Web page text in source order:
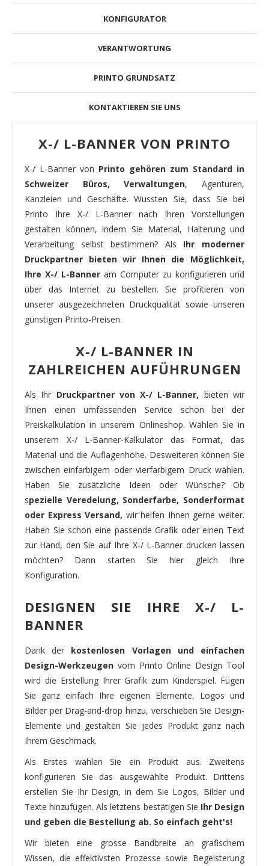
KONFIGURATOR
VERANTWORTUNG
PRINTO GRUNDSATZ
KONTAKTIEREN SIE UNS
X-/ L-BANNER VON PRINTO
X-/ L-Banner von Printo gehören zum Standard in
Schweizer Büros, Verwaltungen, Agenturen,
Kanzleien und Geschäfte. Wussten Sie, dass Sie bei
Printo Ihre X-/ L-Banner nach Ihren Vorstellungen
gestalten können, indem Sie Material, Halterung und
Verarbeitung selbst bestimmen? Als Ihr moderner
Druckpartner bieten wir Ihnen die Möglichkeit,
Ihre X-/ L-Banner am Computer zu konfigurieren und
über das Internet zu bestellen. Sie profitieren von
unserer ausgezeichneten Druckqualität sowie unseren
günstigen Printo-Preisen.
X-/ L-BANNER IN
ZAHLREICHEN AUFÜHRUNGEN
Als Ihr Druckpartner von X-/ L-Banner, bieten wir
Ihnen einen umfassenden Service schon bei der
Preiskalkulation in unserem Onlineshop. Wählen Sie in
unserem X-/ L-Banner-Kalkulator das Format, das
Material und die Auflagenhöhe. Desweiteren können Sie
zwischen einfarbigem oder vierfarbigem Druck wählen.
Haben Sie zusätzliche Ideen oder Wünsche? Ob
spezielle Veredelung, Sonderfarbe, Sonderformat
oder Express Versand, wir helfen Ihnen gerne weiter.
Haben Sie schon eine passende Grafik oder einen Text
zur Hand, den Sie auf Ihre X-/ L-Banner drucken lassen
möchten? Dann starten Sie hier gleich Ihre
Konfiguration.
DESIGNEN SIE IHRE X-/ L-
BANNER
Dank der kostenlosen Vorlagen und einfachen
Design-Werkzeugen vom Printo Online Design Tool
wird die Erstellung Ihrer Grafik zum Kinderspiel. Fügen
Sie ganz einfach Ihre eigenen Elemente, Logos und
Bilder per Drag-and-drop hinzu, verschieben Sie Design-
Elemente und gestalten Sie jedes Produkt ganz nach
Ihrem Geschmack.
Als Erstes wählen Sie ein Produkt aus. Zweitens
konfigurieren Sie das ausgewählte Produkt. Drittens
erstellen Sie Ihr Design, in dem Sie Logos, Bilder und
Texte hinzufügen. Als letztens bestätigen Sie Ihr Design
und geben die Bestellung ab. So einfach geht's!
Wir bieten eine grosse Bandbreite an grafischem
Wissen, die effektivsten Prozesse sowie Begeisterung